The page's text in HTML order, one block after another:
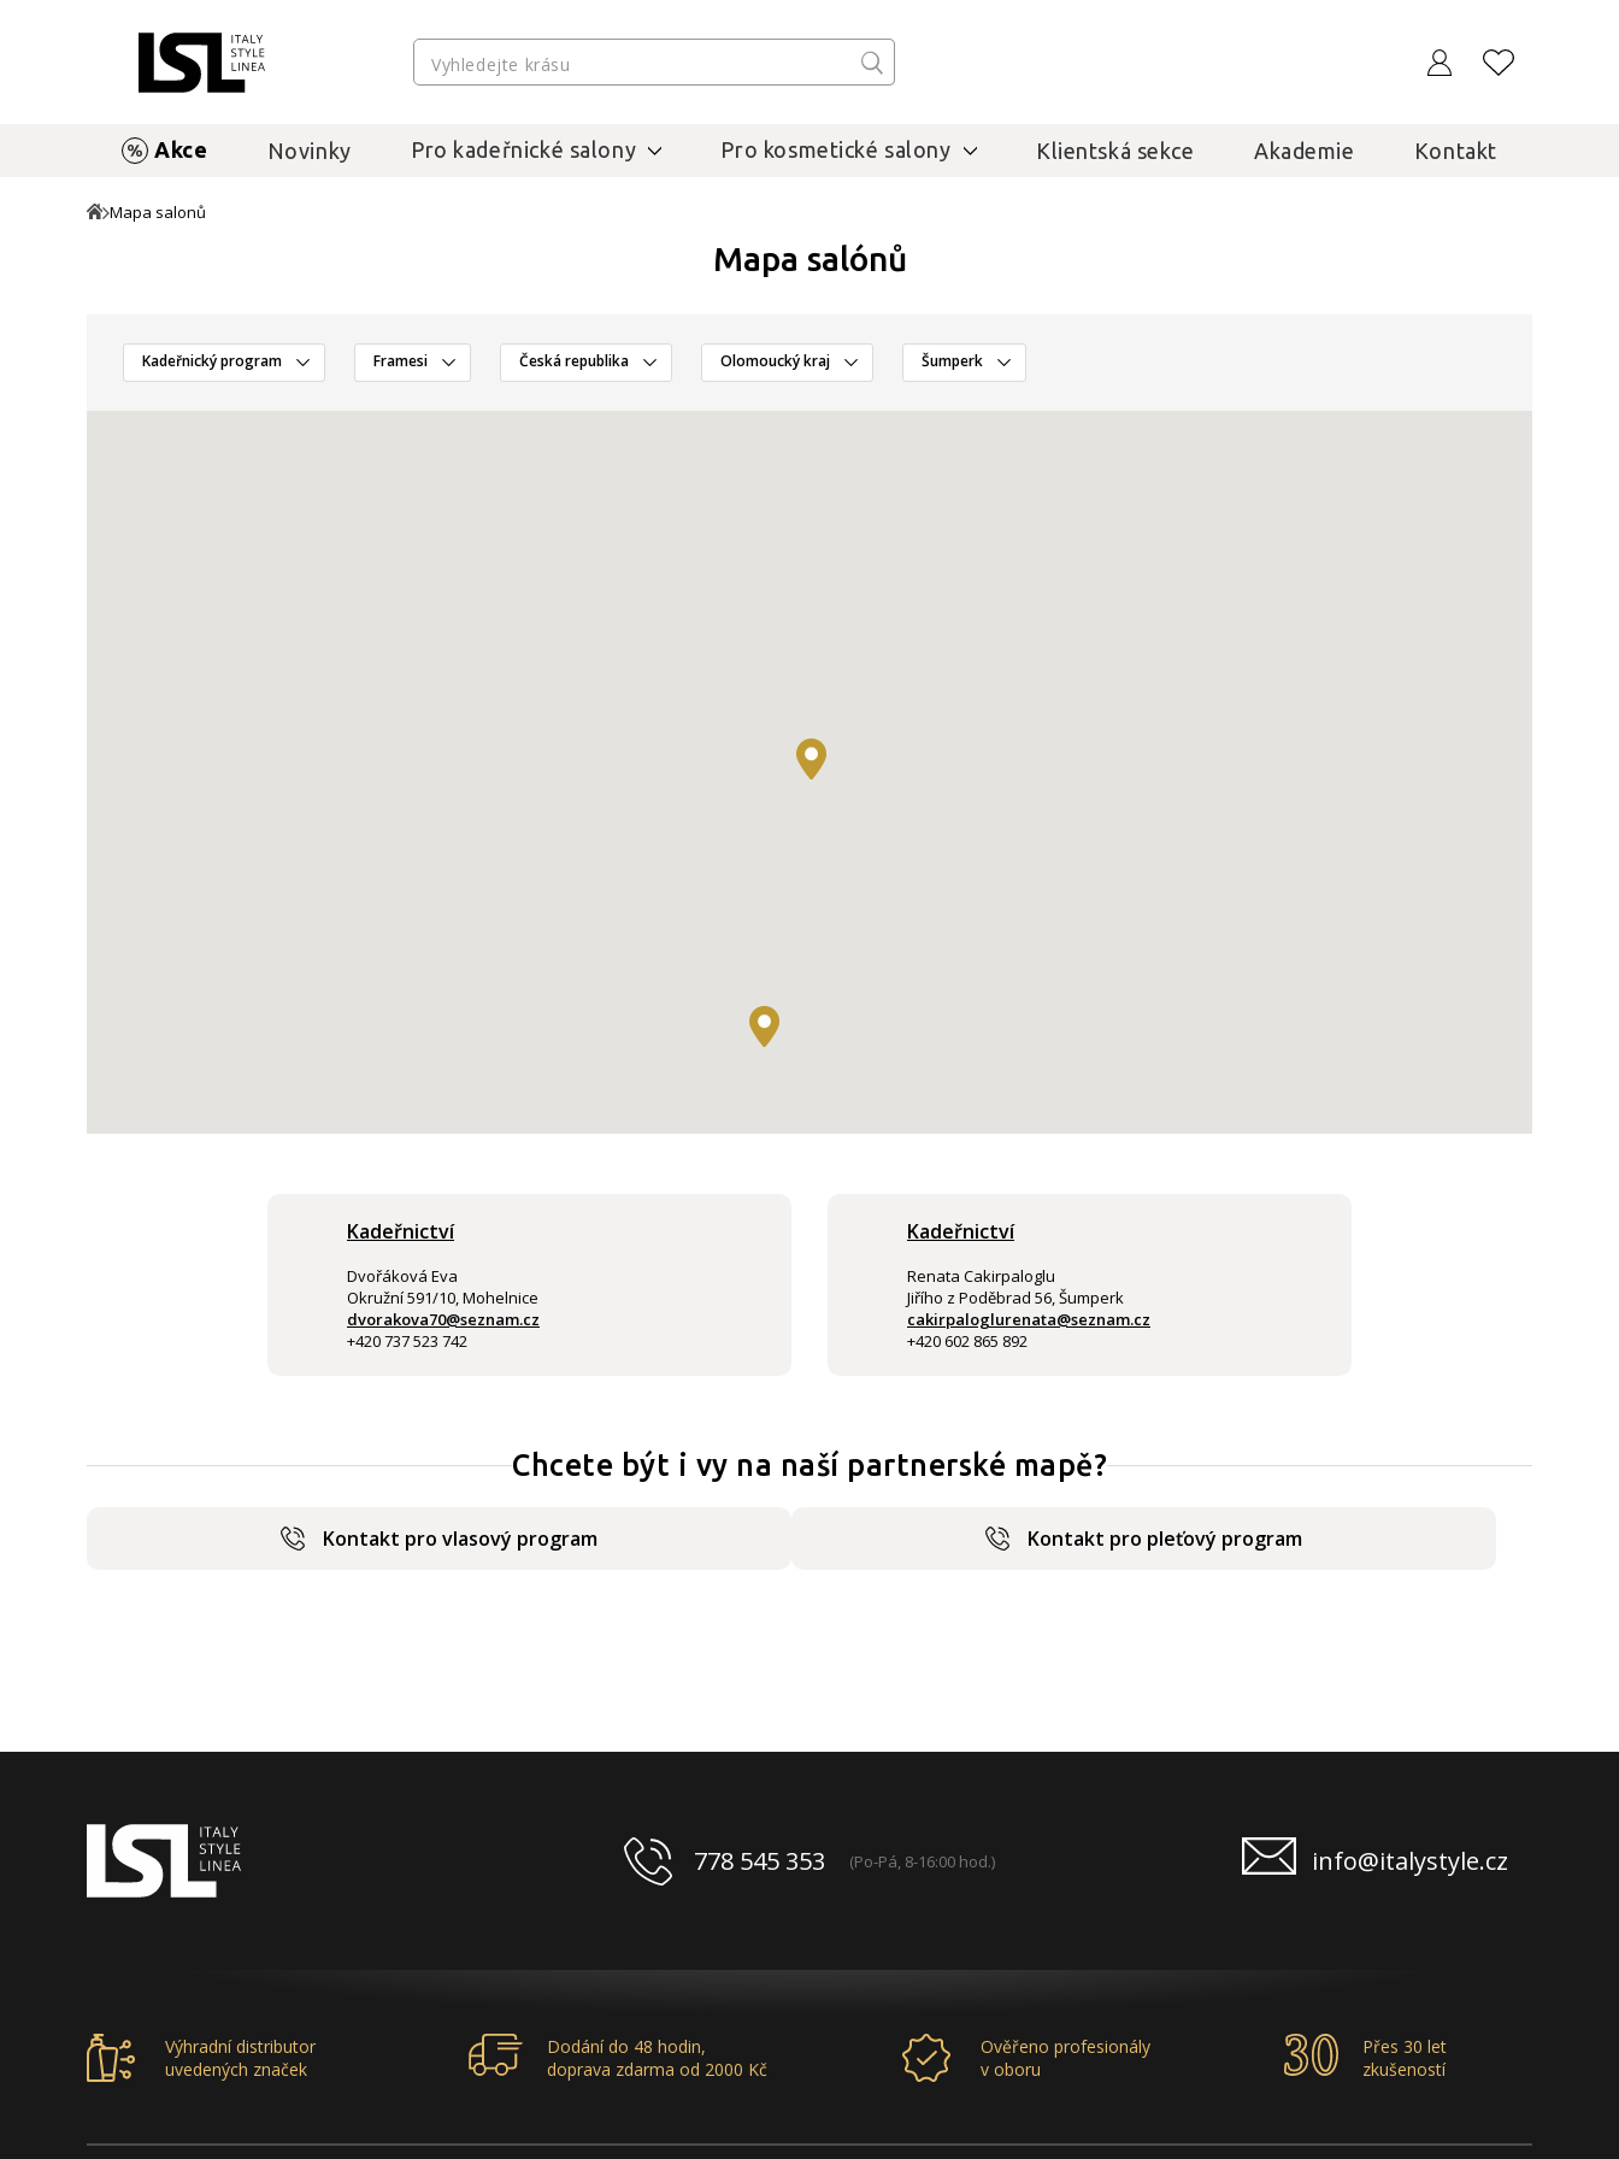
Akce Novinky Pro kadeřnické salony Pro kosmetické salony Klientská sekce Akademie Kontakt
Mapa salonů
Mapa salónů
Kadeřnický program Framesi Česká republika Olomoucký kraj Šumperk
Kadeřnictví
Dvořáková Eva
Okružní 591/10, Mohelnice
dvorakova70@seznam.cz
+420 737 523 742
Kadeřnictví
Renata Cakirpaloglu
Jiřího z Poděbrad 56, Šumperk
cakirpaloglurenata@seznam.cz
+420 602 865 892
Chcete být i vy na naší partnerské mapě?
Kontakt pro vlasový program Kontakt pro pleťový program
778 545 353 (Po-Pá, 8-16:00 hod.) info@italystyle.cz
Výhradní distributor
uvedených značek
Dodání do 48 hodin,
doprava zdarma od 2000 Kč
Ověřeno profesionály
v oboru
Přes 30 let
zkušeností